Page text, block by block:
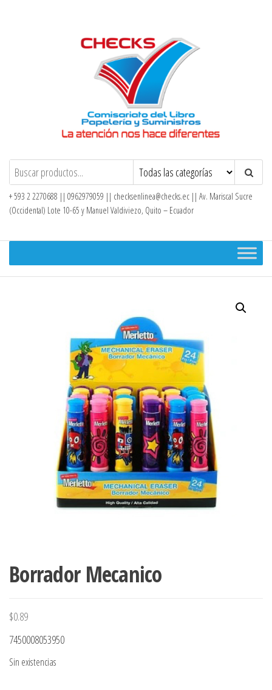
Checks – Tienda en Línea
+ 593 2 2270688 || 0962979059 || checksenlinea@checks.ec || Av. Mariscal Sucre
(Occidental) Lote 10-65 y Manuel Valdiviezo, Quito – Ecuador
Borrador Mecanico
$0.89
7450008053950
Sin existencias